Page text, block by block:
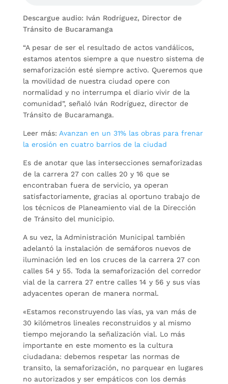
Descargue audio: Iván Rodríguez, Director de
Tránsito de Bucaramanga
“A pesar de ser el resultado de actos vandálicos,
estamos atentos siempre a que nuestro sistema de
semaforización esté siempre activo. Queremos que
la movilidad de nuestra ciudad opere con
normalidad y no interrumpa el diario vivir de la
comunidad”, señaló Iván Rodríguez, director de
Tránsito de Bucaramanga.
Leer más: Avanzan en un 31% las obras para frenar
la erosión en cuatro barrios de la ciudad
Es de anotar que las intersecciones semaforizadas
de la carrera 27 con calles 20 y 16 que se
encontraban fuera de servicio, ya operan
satisfactoriamente, gracias al oportuno trabajo de
los técnicos de Planeamiento vial de la Dirección
de Tránsito del municipio.
A su vez, la Administración Municipal también
adelantó la instalación de semáforos nuevos de
iluminación led en los cruces de la carrera 27 con
calles 54 y 55. Toda la semaforización del corredor
vial de la carrera 27 entre calles 14 y 56 y sus vías
adyacentes operan de manera normal.
«Estamos reconstruyendo las vías, ya van más de
30 kilómetros lineales reconstruidos y al mismo
tiempo mejorando la señalización vial. Lo más
importante en este momento es la cultura
ciudadana: debemos respetar las normas de
transito, la semaforización, no parquear en lugares
no autorizados y ser empáticos con los demás